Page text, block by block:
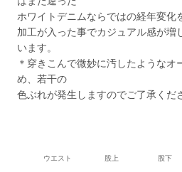
ホワイトデニムならではの経年変化
加工が入った事でカジュアル感が増
います。
＊穿きこんで微妙に汚したようなオ
め、若干の
色ぶれが発生しますのでご了承くだ
ウエスト 股上 股下